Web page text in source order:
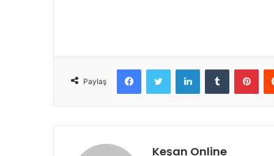
Paylaş
FacebookTwitter LinkedInTumblr
Keşan Online